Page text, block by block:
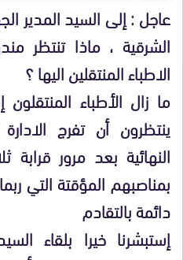
عاجل : إلى السيد المدير
الشرقية ، ماذا تنتظر
الاطباء المنتقلين اليها ؟
ما زال الأطباء
ينتظرون أن تفرج
النهائية بعد مرور
بمناصبهم المؤقتة التي
دائمة بالتقادم
إستبشرنا خيرا بلقاء